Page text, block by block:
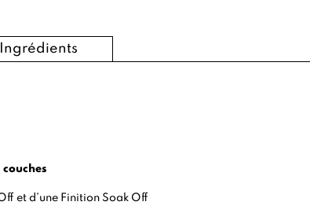
Ingrédients
et d’une Finition Soak Off